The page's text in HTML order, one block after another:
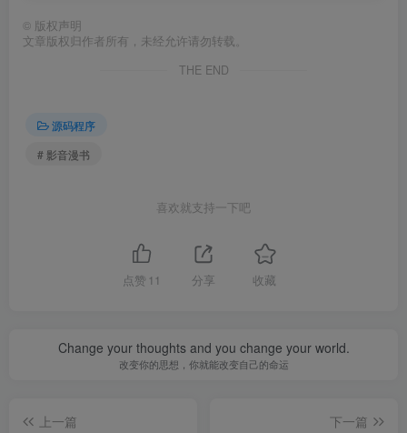
© 版权声明
文章版权归作者所有，未经允许请勿转载。
THE END
源码程序
# 影音漫书
喜欢就支持一下吧
点赞 11 分享 收藏
Change your thoughts and you change your world.
改变你的思想，你就能改变自己的命运
上一篇 下一篇